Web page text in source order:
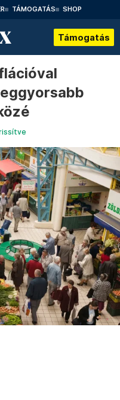
TÁMOGATÁS SHOP
Támogatás